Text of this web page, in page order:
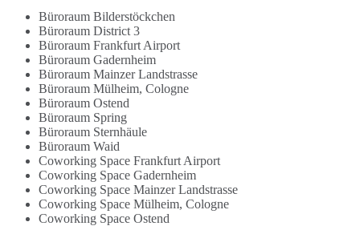
Büroraum Bilderstöckchen
Büroraum District 3
Büroraum Frankfurt Airport
Büroraum Gadernheim
Büroraum Mainzer Landstrasse
Büroraum Mülheim, Cologne
Büroraum Ostend
Büroraum Spring
Büroraum Sternhäule
Büroraum Waid
Coworking Space Frankfurt Airport
Coworking Space Gadernheim
Coworking Space Mainzer Landstrasse
Coworking Space Mülheim, Cologne
Coworking Space Ostend